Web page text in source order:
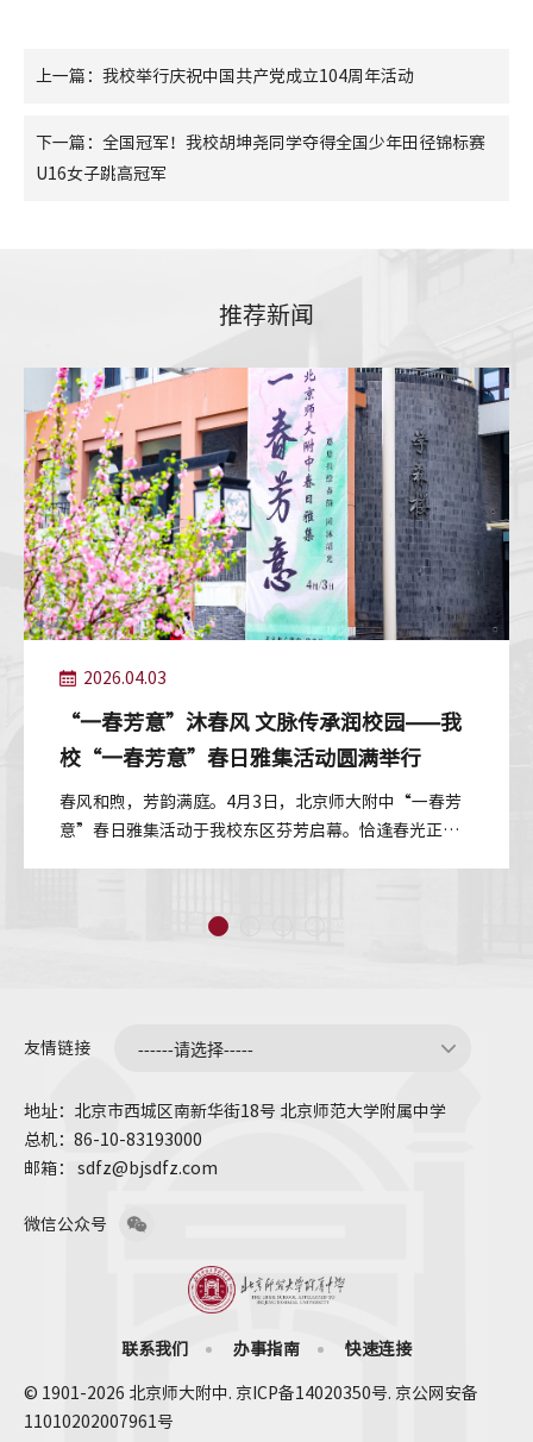
上一篇：我校举行庆祝中国共产党成立104周年活动
下一篇：全国冠军！我校胡坤尧同学夺得全国少年田径锦标赛
U16女子跳高冠军
推荐新闻
2026.04.03
“一春芳意”沐春风 文脉传承润校园——我
校“一春芳意”春日雅集活动圆满举行
春风和煦，芳韵满庭。4月3日，北京师大附中“一春芳
意”春日雅集活动于我校东区芬芳启幕。恰逢春光正
友情链接
地址：北京市西城区南新华街18号 北京师范大学附属中学
总机：86-10-83193000
邮箱： sdfz@bjsdfz.com
微信公众号
联系我们 办事指南 快速连接
© 1901-2026 北京师大附中. 京ICP备14020350号. 京公网安备
11010202007961号